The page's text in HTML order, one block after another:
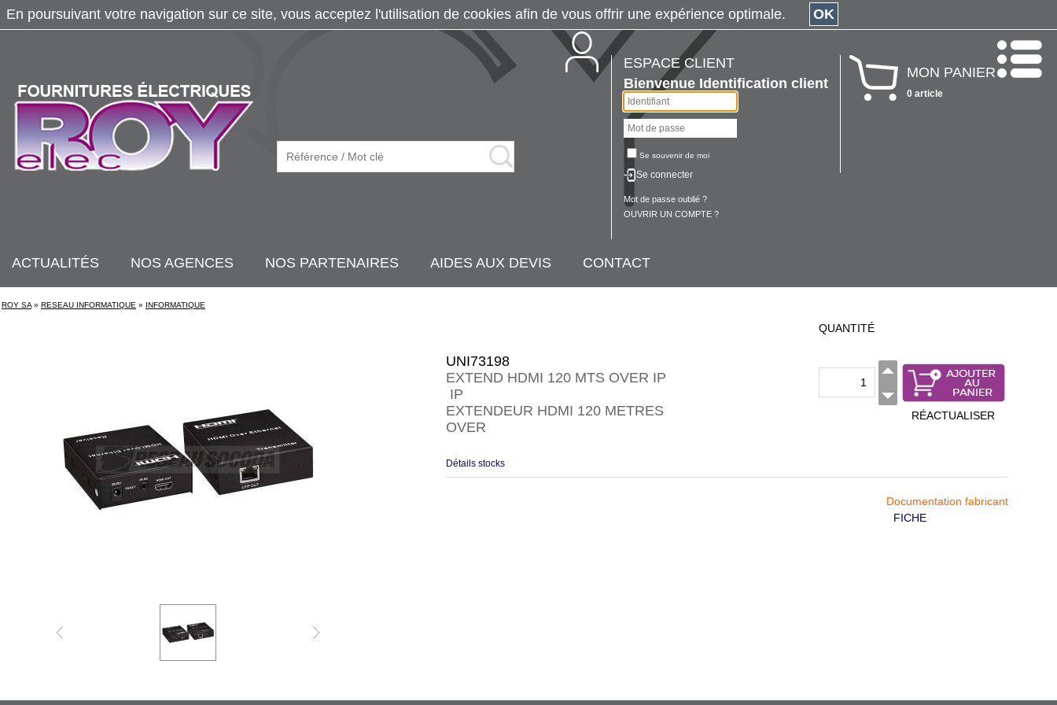
ESPACE CLIENT
Bienvenue Identification client
Se souvenir de moi
Se connecter
Mot de passe oublié ?
OUVRIR UN COMPTE ?
MON PANIER
0 article
ACTUALITÉS NOS AGENCES NOS PARTENAIRES AIDES AUX DEVIS CONTACT
ROY SA » RESEAU INFORMATIQUE » INFORMATIQUE
UNI73198
EXTEND HDMI 120 MTS OVER IP
IP
EXTENDEUR HDMI 120 METRES
OVER
QUANTITÉ
RÉACTUALISER
Détails stocks
Documentation fabricant
FICHE
En poursuivant votre navigation sur ce site, vous acceptez l'utilisation de cookies afin de vous offrir une expérience optimale. OK